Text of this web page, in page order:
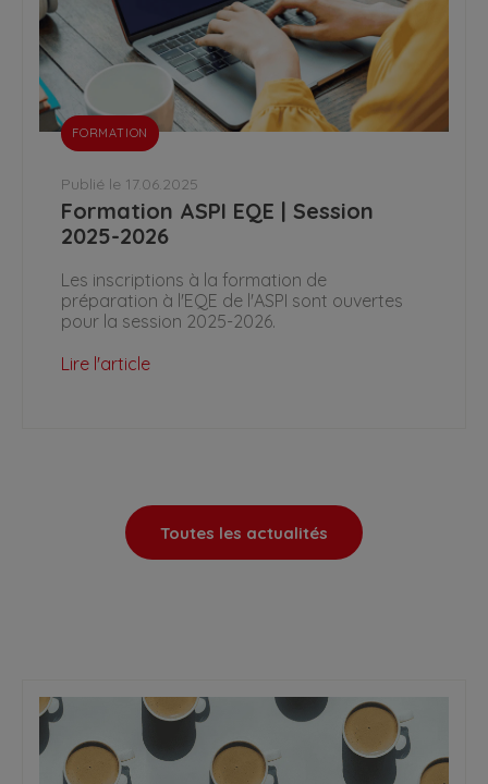
FORMATION
Publié le 17.06.2025
Formation ASPI EQE | Session
2025-2026
Les inscriptions à la formation de
préparation à l'EQE de l'ASPI sont ouvertes
pour la session 2025-2026.
Lire l'article
Toutes les actualités